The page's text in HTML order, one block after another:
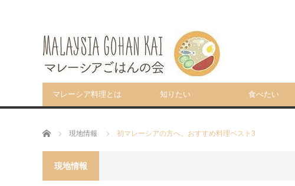
マレーシア料理とは 知りたい 食べたい
ホーム 現地情報 初マレーシアの方へ。おすすめ料理ベスト3
現地情報